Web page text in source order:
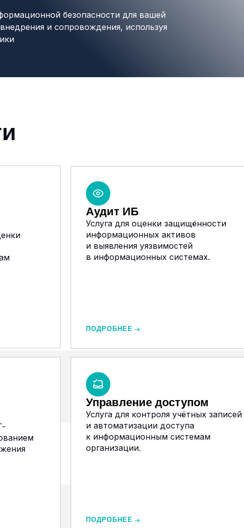
безопасности для вашей
и сопровождения, используя
Аудит ИБ
Услуга для оценки защищённости
информационных активов
и выявления уязвимостей
в информационных системах.
ПОДРОБНЕЕ
Управление доступом
Услуга для контроля учётных записей
и автоматизации доступа
к информационным системам
организации.
ПОДРОБНЕЕ